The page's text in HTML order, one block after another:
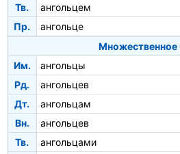
Тв.
ангольцем
Пр.
ангольце
Множественное
Им.
ангольцы
Рд.
ангольцев
Дт.
ангольцам
Вн.
ангольцев
Тв.
ангольцами